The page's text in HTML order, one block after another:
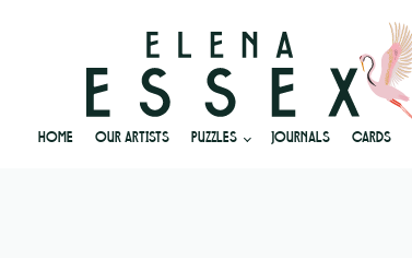
HOME OUR ARTISTS PUZZLES JOURNALS CARDS